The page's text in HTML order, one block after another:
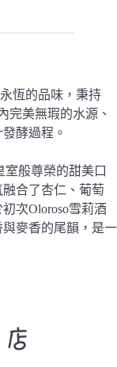
恆的品味，秉持
完美無瑕的水源、
酵過程。
室般尊榮的甜美口
合了杏仁、葡萄
次Oloroso雪莉酒
麥香的尾韻，是一